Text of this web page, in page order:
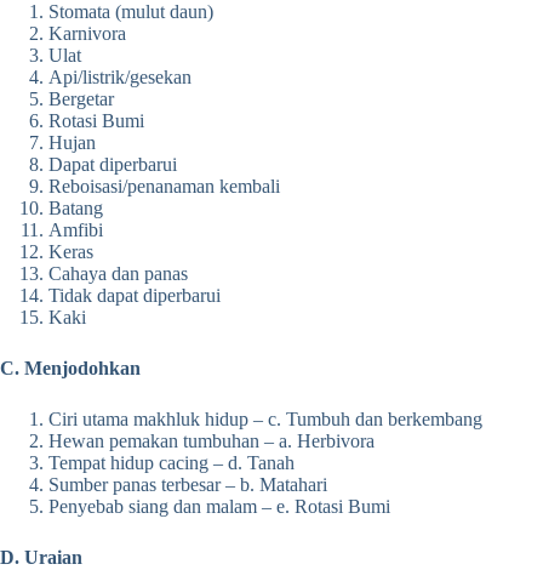
Stomata (mulut daun)
Karnivora
Ulat
Api/listrik/gesekan
Bergetar
Rotasi Bumi
Hujan
Dapat diperbarui
Reboisasi/penanaman kembali
Batang
Amfibi
Keras
Cahaya dan panas
Tidak dapat diperbarui
Kaki
C. Menjodohkan
Ciri utama makhluk hidup – c. Tumbuh dan berkembang
Hewan pemakan tumbuhan – a. Herbivora
Tempat hidup cacing – d. Tanah
Sumber panas terbesar – b. Matahari
Penyebab siang dan malam – e. Rotasi Bumi
D. Uraian